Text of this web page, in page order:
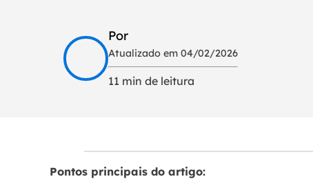
Por
Atualizado em 04/02/2026
11 min de leitura
Pontos principais do artigo: